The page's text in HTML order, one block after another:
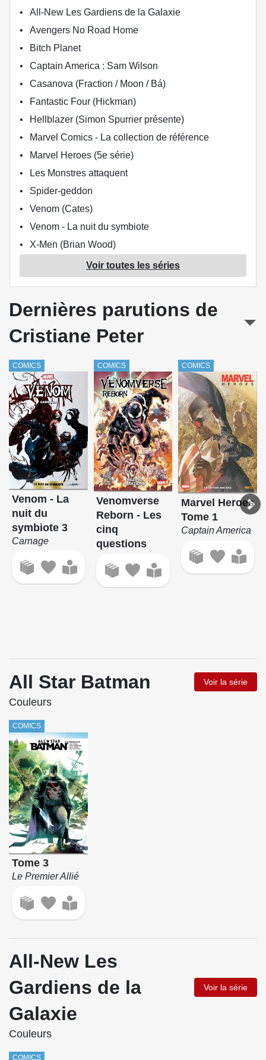
All-New Les Gardiens de la Galaxie
Avengers No Road Home
Bitch Planet
Captain America : Sam Wilson
Casanova (Fraction / Moon / Bá)
Fantastic Four (Hickman)
Hellblazer (Simon Spurrier présente)
Marvel Comics - La collection de référence
Marvel Heroes (5e série)
Les Monstres attaquent
Spider-geddon
Venom (Cates)
Venom - La nuit du symbiote
X-Men (Brian Wood)
X-Men Legacy
X-Men Legion
Voir toutes les séries
Dernières parutions de
Cristiane Peter
COMICS
Venom - La
nuit du
symbiote 3
Carnage
COMICS
Venomverse
Reborn - Les
cinq
questions
COMICS
Marvel Heroes
Tome 1
Captain America
All Star Batman Voir la série
Couleurs
COMICS
Tome 3
Le Premier Allié
All-New Les
Gardiens de la
Galaxie
Voir la série
Couleurs
COMICS